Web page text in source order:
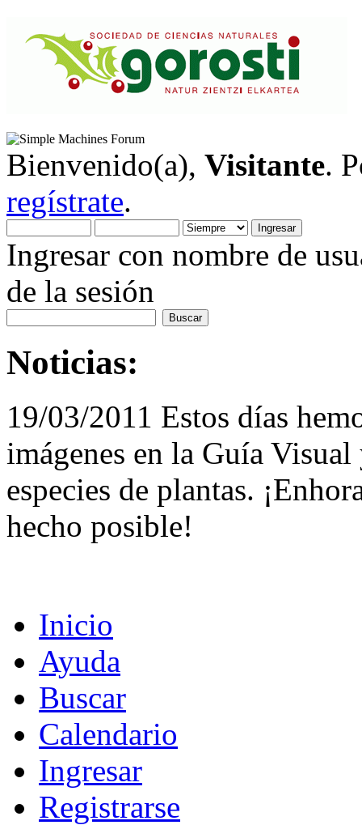
Bienvenido(a), Visitante.
regístrate.
Ingresar con nombre de
de la sesión
Noticias:
19/03/2011 Estos días
imágenes en la Guía
especies de plantas.
hecho posible!
Inicio
Ayuda
Buscar
Calendario
Ingresar
Registrarse